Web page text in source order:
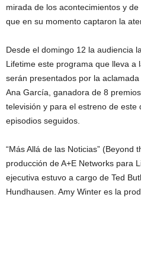
mirada de los acontecimientos y
que en su momento captaron la
Desde el domingo 12 la audiencia
Lifetime este programa que lleva a
serán presentados por la
Ana García, ganadora de 8
televisión y para el estreno de este
episodios seguidos.
“Más Allá de las Noticias” (Beyond
producción de A+E Networks para
ejecutiva estuvo a cargo de Ted
Hundhausen. Amy Winter es la